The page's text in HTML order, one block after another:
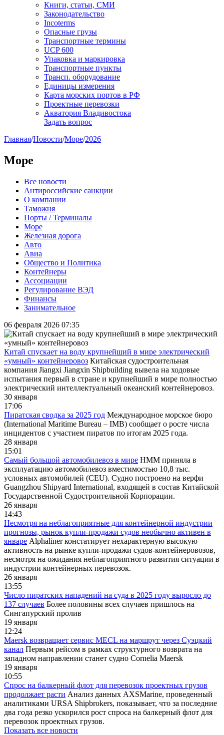
Книги, статьи, СМИ
Законодательство
Incoterms
Опасные грузы
Транспортные термины
UCP 600
Упаковка и маркировка
Транспортные пункты
Трансп. оборудование
Единицы измерения
Карта морских портов в РФ
Проектные перевозки
Акватория Владивостока
Задать вопрос
Главная/Новости/Море/2026
Море
Все новости
Антироссийские санкции
О компании
Таможня
Порты / Терминалы
Море
Железная дорога
Авто
Авиа
Общество и Политика
Контейнеры
Ассоциации
Регулирование ВЭД
Финансы
Занимательное
06 февраля 2026 07:35
Китай спускает на воду крупнейший в мире электрический
«умный» контейнеровоз Китайская судостроительная
компания Jiangxi Jiangxin Shipbuilding вывела на ходовые
испытания первый в стране и крупнейший в мире полностью
электрический интеллектуальный океанский контейнеровоз.
30 января
17:06
Пиратская сводка за 2025 год Международное морское бюро
(International Maritime Bureau – IMB) сообщает о росте числа
инцидентов с участием пиратов по итогам 2025 года.
28 января
15:01
Самый большой автомобилевоз в мире HMM приняла в
эксплуатацию автомобилевоз вместимостью 10,8 тыс.
условных автомобилей (CEU). Судно построено на верфи
Guangzhou Shipyard International, входящей в состав Китайской
Государственной Судостроительной Корпорации.
26 января
14:43
Несмотря на неблагоприятные для контейнерной индустрии
прогнозы, рынок купли-продажи судов необычно активен в
январе Alphaliner констатирует нехарактерную высокую
активность на рынке купли-продажи судов-контейнеровозов,
несмотря на ожидания неблагоприятного развития ситуации в
индустрии контейнерных перевозок.
26 января
13:55
Число пиратских нападений на суда в 2025 году выросло до
137 случаев Более половины всех случаев пришлось на
Сингапурский пролив
19 января
12:24
Maersk возвращает сервис MECL на маршрут через Суэцкий
канал Первым рейсом в рамках структурного возврата на
западном направлении станет судно Cornelia Maersk
19 января
10:55
Спрос на балкерный флот для перевозок проектных грузов
продолжает расти Анализ данных AXSMarine, проведенный
аналитиками URSA Shipbrokers, показывает, что за последние
два года резко ускорился рост спроса на балкерный флот для
перевозок проектных грузов.
Показать все новости